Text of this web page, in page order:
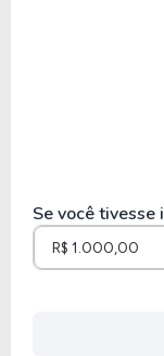
Se você tivesse